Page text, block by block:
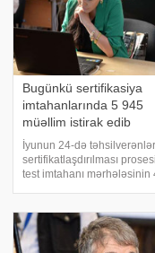
Bugünkü sertifikasiya
imtahanlarında 5 945
müəllim istirak edib
İyunun 24-də
sertifikatlaşdırılması
test imtahanı mərhələsinin
üzrə Dövlət Agentliyindən
bildirilib. Test imtahanları 18
şəhər üzr